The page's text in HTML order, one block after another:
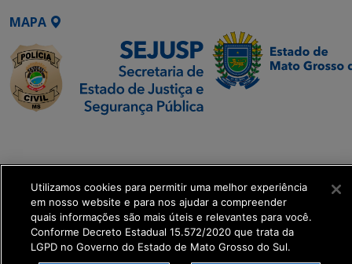
MAPA
get_footer();
Utilizamos cookies para permitir uma melhor experiência
em nosso website e para nos ajudar a compreender
quais informações são mais úteis e relevantes para você.
Conforme Decreto Estadual 15.572/2020 que trata da
LGPD no Governo do Estado de Mato Grosso do Sul.